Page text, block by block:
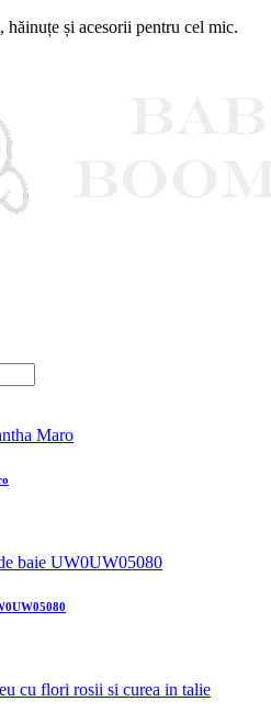
și acesorii pentru cel mic.